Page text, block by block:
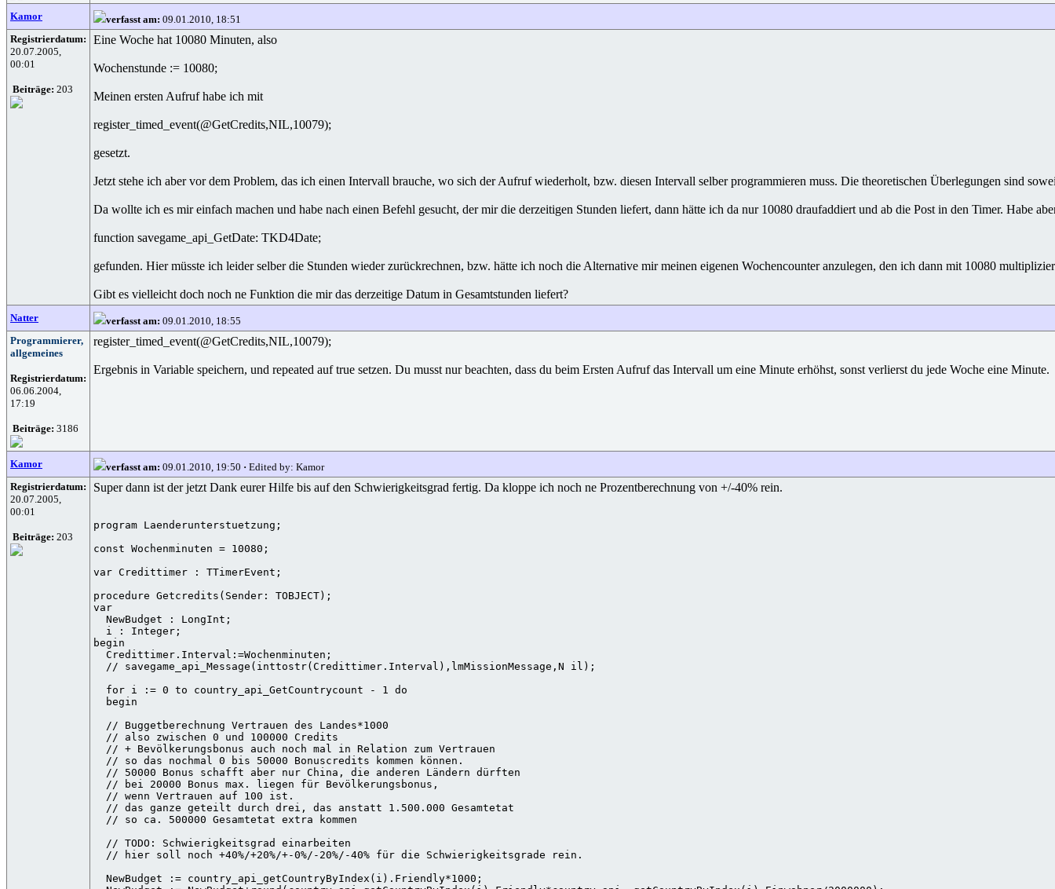
Kamor verfasst am: 09.01.2010, 18:51
Registrierdatum:
20.07.2005,
00:01
Beiträge: 203
Eine Woche hat 10080 Minuten, also
Wochenstunde := 10080;
Meinen ersten Aufruf habe ich mit
register_timed_event(@GetCredits,NIL,10079);
gesetzt.
Jetzt stehe ich aber vor dem Problem, das ich einen Intervall brauche, wo sich der Aufruf wiederholt, bzw. diesen Intervall selber programmieren muss. Die theoretischen Überlegungen sind
Da wollte ich es mir einfach machen und habe nach einen Befehl gesucht, der mir die derzeitigen Stunden liefert, dann hätte ich da nur 10080 draufaddiert und ab die Post in den Timer. Habe
function savegame_api_GetDate: TKD4Date;
gefunden. Hier müsste ich leider selber die Stunden wieder zurückrechnen, bzw. hätte ich noch die Alternative mir meinen eigenen Wochencounter anzulegen, den ich dann mit 10080
Gibt es vielleicht doch noch ne Funktion die mir das derzeitige Datum in Gesamtstunden liefert?
Natter verfasst am: 09.01.2010, 18:55
Programmierer,
allgemeines
Registrierdatum:
06.06.2004,
17:19
Beiträge: 3186
register_timed_event(@GetCredits,NIL,10079);
Ergebnis in Variable speichern, und repeated auf true setzen. Du musst nur beachten, dass du beim Ersten Aufruf das Intervall um eine Minute erhöhst, sonst verlierst du jede Woche eine Minute.
Kamor verfasst am: 09.01.2010, 19:50 · Edited by: Kamor
Registrierdatum:
20.07.2005,
00:01
Beiträge: 203
Super dann ist der jetzt Dank eurer Hilfe bis auf den Schwierigkeitsgrad fertig. Da kloppe ich noch ne Prozentberechnung von +/-40% rein.
program Laenderunterstuetzung;
const Wochenminuten = 10080;
var Credittimer : TTimerEvent;
procedure Getcredits(Sender: TOBJECT);
var
  NewBudget : LongInt;
  i : Integer;
begin
  Credittimer.Interval:=Wochenminuten;
  // savegame_api_Message(inttostr(Credittimer.Interval),lmMissionMessage,N il);
  for i := 0 to country_api_GetCountrycount - 1 do
  begin
  // Buggetberechnung Vertrauen des Landes*1000
  // also zwischen 0 und 100000 Credits
  // + Bevölkerungsbonus auch noch mal in Relation zum Vertrauen
  // so das nochmal 0 bis 50000 Bonuscredits kommen können.
  // 50000 Bonus schafft aber nur China, die anderen Ländern dürften
  // bei 20000 Bonus max. liegen für Bevölkerungsbonus,
  // wenn Vertrauen auf 100 ist.
  // das ganze geteilt durch drei, das anstatt 1.500.000 Gesamtetat
  // so ca. 500000 Gesamtetat extra kommen
  // TODO: Schwierigkeitsgrad einarbeiten
  // hier soll noch +40%/+20%/+-0%/-20%/-40% für die Schwierigkeitsgrade rein.
  NewBudget := country_api_getCountryByIndex(i).Friendly*1000;